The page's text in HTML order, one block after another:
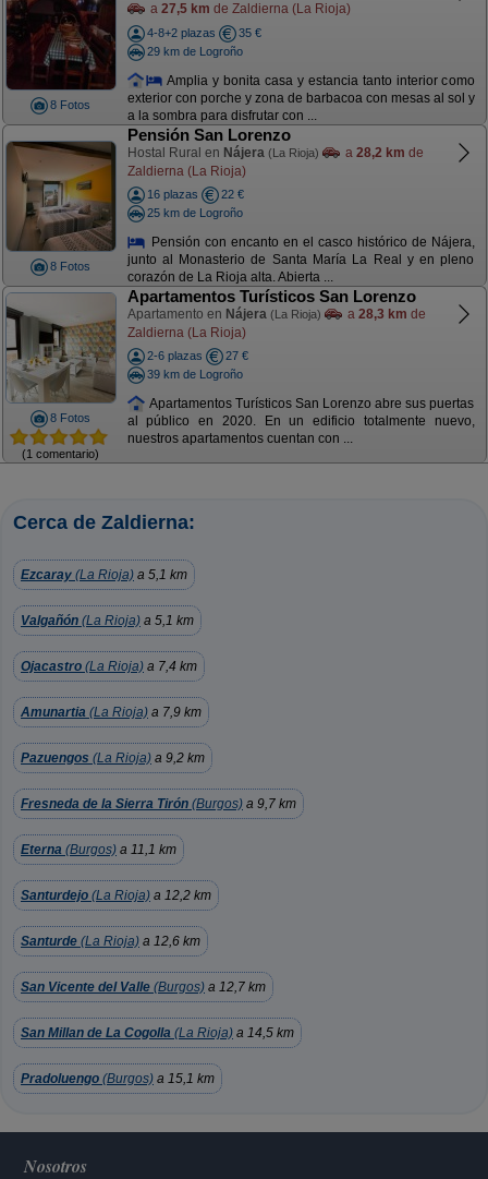
8 Fotos
a 27,5 km de Zaldierna (La Rioja)
4-8+2 plazas
35 €
29 km de Logroño
Amplia y bonita casa y estancia tanto interior como
exterior con porche y zona de barbacoa con mesas al sol y
a la sombra para disfrutar con ...
8 Fotos
Pensión San Lorenzo
Hostal Rural en Nájera (La Rioja) a 28,2 km de
Zaldierna (La Rioja)
16 plazas
22 €
25 km de Logroño
Pensión con encanto en el casco histórico de Nájera,
junto al Monasterio de Santa María La Real y en pleno
corazón de La Rioja alta. Abierta ...
8 Fotos
(1 comentario)
Apartamentos Turísticos San Lorenzo
Apartamento en Nájera (La Rioja) a 28,3 km de
Zaldierna (La Rioja)
2-6 plazas
27 €
39 km de Logroño
Apartamentos Turísticos San Lorenzo abre sus puertas
al público en 2020. En un edificio totalmente nuevo,
nuestros apartamentos cuentan con ...
Cerca de Zaldierna:
Ezcaray (La Rioja) a 5,1 km
Valgañón (La Rioja) a 5,1 km
Ojacastro (La Rioja) a 7,4 km
Amunartia (La Rioja) a 7,9 km
Pazuengos (La Rioja) a 9,2 km
Fresneda de la Sierra Tirón (Burgos) a 9,7 km
Eterna (Burgos) a 11,1 km
Santurdejo (La Rioja) a 12,2 km
Santurde (La Rioja) a 12,6 km
San Vicente del Valle (Burgos) a 12,7 km
San Millan de La Cogolla (La Rioja) a 14,5 km
Pradoluengo (Burgos) a 15,1 km
Nosotros